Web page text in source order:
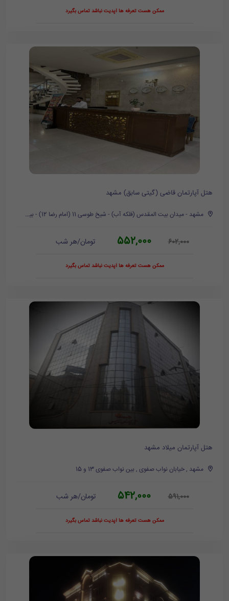
ممکن هست تعرفه ها آپدیت نباشد تماس بگیرد
هتل آپارتمان قاضی (گیتی سابق) مشهد
مشهد - میدان بیت المقدس (فلکه آب) - شیخ طوسی 11 (امام رضا 12) - بین رجب زاده 9 و 13
602,000
552,000 تومان/هر شب
ممکن هست تعرفه ها آپدیت نباشد تماس بگیرد
هتل آپارتمان میلاد مشهد
مشهد , خیابان نواب صفوی , بین نواب صفوی 13 و 15
591,000
542,000 تومان/هر شب
ممکن هست تعرفه ها آپدیت نباشد تماس بگیرد